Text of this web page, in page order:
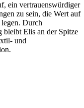
ein vertrauenswürdiger
zu sein, die Wert auf
Durch
bleibt Elis an der Spitze
und